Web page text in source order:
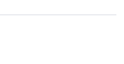
megítélésében jártas szakértőt.